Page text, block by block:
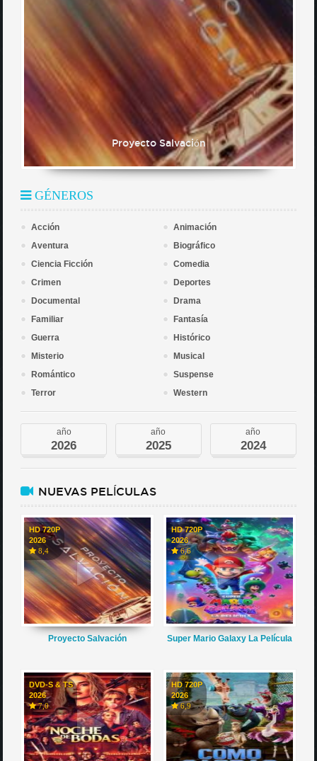
Proyecto Salvación
GÉNEROS
Acción
Animación
Aventura
Biográfico
Ciencia Ficción
Comedia
Crimen
Deportes
Documental
Drama
Familiar
Fantasía
Guerra
Histórico
Misterio
Musical
Romántico
Suspense
Terror
Western
año
2026
año
2025
año
2024
NUEVAS PELÍCULAS
HD 720P
2026
8,4
Proyecto Salvación
HD 720P
2026
6,6
Super Mario Galaxy La Película
DVD-S & TS
2026
7,0
HD 720P
2026
6,9